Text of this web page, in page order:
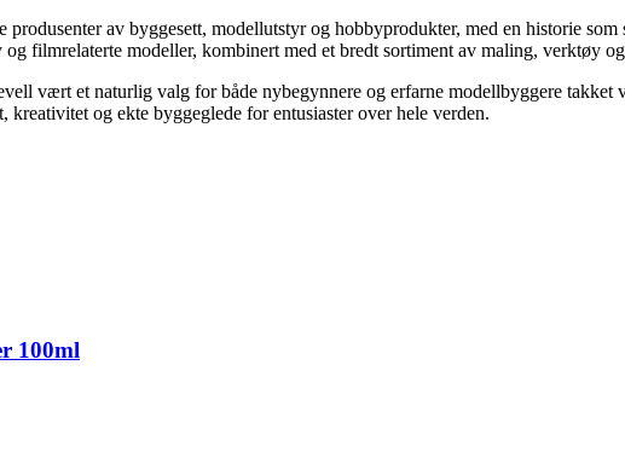
produsenter av byggesett, modellutstyr og hobbyprodukter, med en historie
filmrelaterte modeller, kombinert med et bredt sortiment av maling, verktøy
vært et naturlig valg for både nybegynnere og erfarne modellbyggere
og ekte byggeglede for entusiaster over hele verden.
100ml